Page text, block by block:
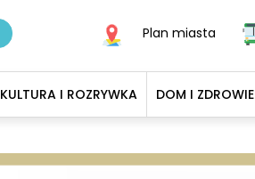
Plan miasta
KULTURA I ROZRYWKA DOM I ZDROWIE